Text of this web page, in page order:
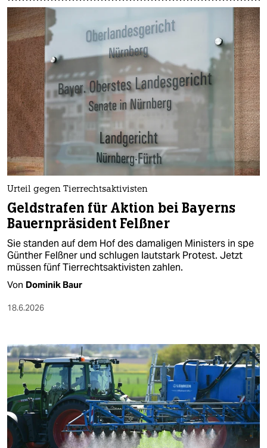
Urteil gegen Tierrechtsaktivisten
Geldstrafen für Aktion bei Bayerns
Bauernpräsident Felßner
Sie standen auf dem Hof des damaligen Ministers in spe
Günther Felßner und schlugen lautstark Protest. Jetzt
müssen fünf Tierrechtsaktivisten zahlen.
Von Dominik Baur
18.6.2026